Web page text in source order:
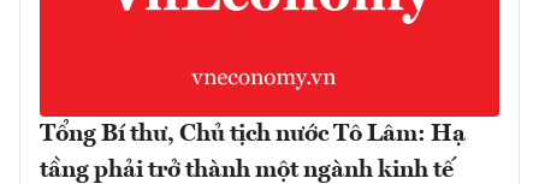
Tổng Bí thư, Chủ tịch nước Tô Lâm: Hạ
tầng phải trở thành một ngành kinh tế